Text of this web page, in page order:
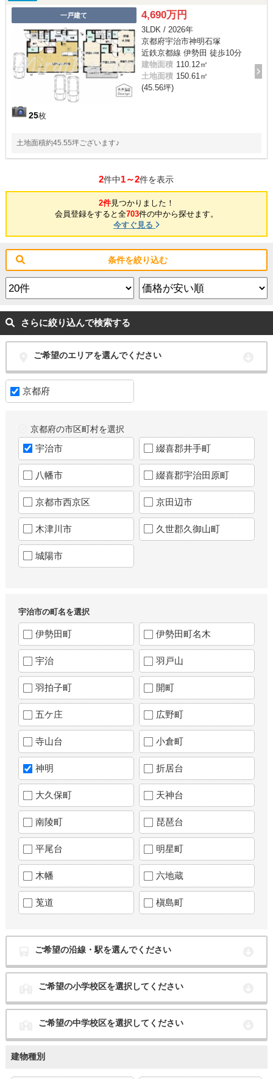
一戸建て
25枚
4,690万円
3LDK / 2026年
京都府宇治市神明石塚
近鉄京都線 伊勢田 徒歩10分
建物面積 110.12㎡
土地面積 150.61㎡
(45.56坪)
土地面積約45.55坪ございます♪
2件中1～2件を表示
2件見つかりました！
会員登録をすると全703件の中から探せます。
今すぐ見る
条件を絞り込む
さらに絞り込んで検索する
ご希望のエリアを選んでください
京都府
京都府の市区町村を選択
宇治市 綴喜郡井手町
八幡市 綴喜郡宇治田原町
京都市西京区 京田辺市
木津川市 久世郡久御山町
城陽市
宇治市の町名を選択
伊勢田町 伊勢田町名木
宇治 羽戸山
羽拍子町 開町
五ケ庄 広野町
寺山台 小倉町
神明 折居台
大久保町 天神台
南陵町 琵琶台
平尾台 明星町
木幡 六地蔵
莵道 槇島町
ご希望の沿線・駅を選んでください
ご希望の小学校区を選択してください
ご希望の中学校区を選択してください
建物種別